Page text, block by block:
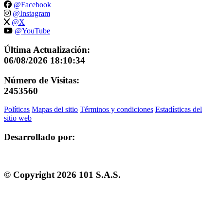
@Facebook
@Instagram
@X
@YouTube
Última Actualización:
06/08/2026 18:10:34
Número de Visitas:
2453560
Políticas Mapas del sitio Términos y condiciones Estadísticas del
sitio web
Desarrollado por:
© Copyright 2026 101 S.A.S.